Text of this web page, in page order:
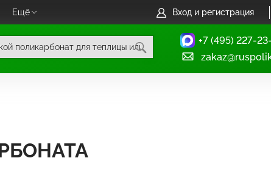
Ещё Вход и регистрация
+7 (495) 227-